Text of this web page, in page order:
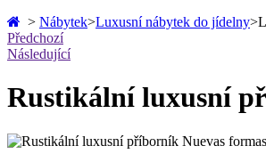
> Nábytek>Luxusní nábytek do jídelny>
Předchozí
Následující
Rustikální luxusní